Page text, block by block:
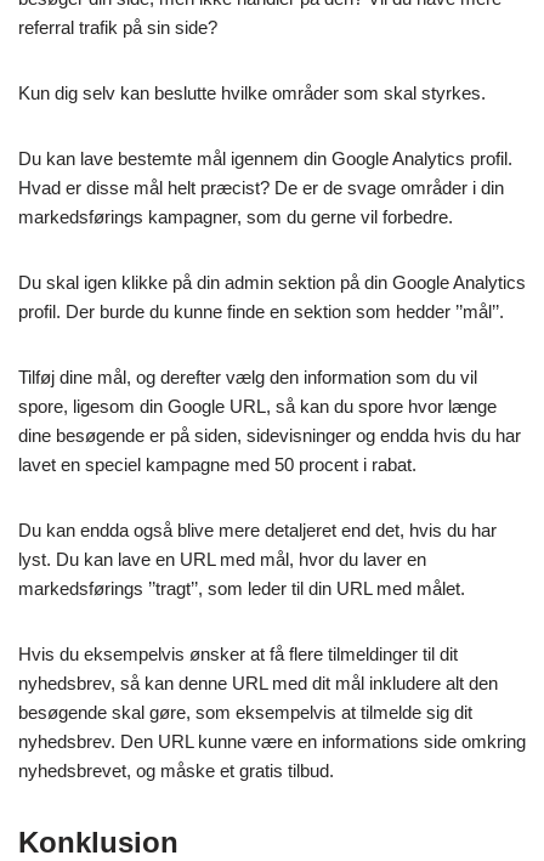
referral trafik på sin side?
Kun dig selv kan beslutte hvilke områder som skal styrkes.
Du kan lave bestemte mål igennem din Google Analytics profil.
Hvad er disse mål helt præcist? De er de svage områder i din
markedsførings kampagner, som du gerne vil forbedre.
Du skal igen klikke på din admin sektion på din Google Analytics
profil. Der burde du kunne finde en sektion som hedder ’’mål’’.
Tilføj dine mål, og derefter vælg den information som du vil
spore, ligesom din Google URL, så kan du spore hvor længe
dine besøgende er på siden, sidevisninger og endda hvis du har
lavet en speciel kampagne med 50 procent i rabat.
Du kan endda også blive mere detaljeret end det, hvis du har
lyst. Du kan lave en URL med mål, hvor du laver en
markedsførings ’’tragt’’, som leder til din URL med målet.
Hvis du eksempelvis ønsker at få flere tilmeldinger til dit
nyhedsbrev, så kan denne URL med dit mål inkludere alt den
besøgende skal gøre, som eksempelvis at tilmelde sig dit
nyhedsbrev. Den URL kunne være en informations side omkring
nyhedsbrevet, og måske et gratis tilbud.
Konklusion